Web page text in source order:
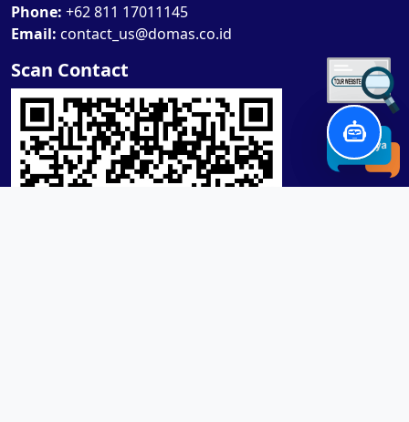
Phone: +62 811 17011145
Email: contact_us@domas.co.id
Scan Contact